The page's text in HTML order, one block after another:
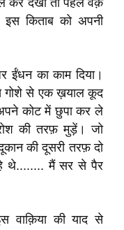
कर देखा तो पहले वर्क़
किताब को अपनी
ईंधन का काम दिया।
गोशे से एक ख़याल कूद
कोट में छुपा कर ले
की तरफ़ मुड़ें। जो
की दूसरी तरफ़ दो
थे........ मैं सर से पैर
वाक़िया की याद से